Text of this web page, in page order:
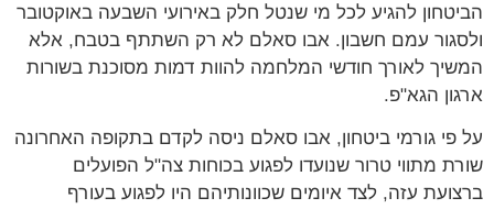
להגיע לכל מי שנטל חלק באירועי השבעה באוקטובר
עמם חשבון. אבו סאלם לא רק השתתף בטבח, אלא
לאורך חודשי המלחמה להוות דמות מסוכנת בשורות
הגא"פ.
גורמי ביטחון, אבו סאלם ניסה לקדם בתקופה האחרונה
מתווי טרור שנועדו לפגוע בכוחות צה"ל הפועלים
עזה, לצד איומים שכוונותיהם היו לפגוע בעורף